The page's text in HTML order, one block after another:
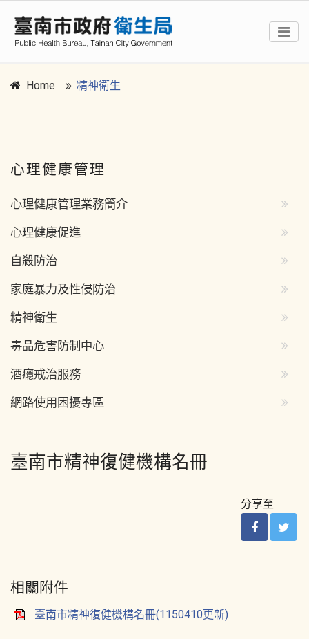
Home 精神衛生
心理健康管理
心理健康管理業務簡介
心理健康促進
自殺防治
家庭暴力及性侵防治
精神衛生
毒品危害防制中心
酒癮戒治服務
網路使用困擾專區
臺南市精神復健機構名冊
分享至
相關附件
臺南市精神復健機構名冊(1150410更新)